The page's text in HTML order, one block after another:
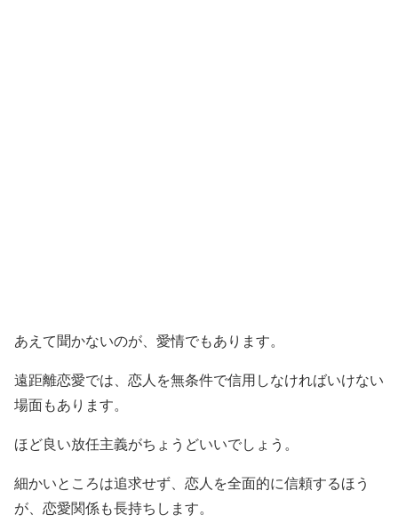
あえて聞かないのが、愛情でもあります。
遠距離恋愛では、恋人を無条件で信用しなければいけない
場面もあります。
ほど良い放任主義がちょうどいいでしょう。
細かいところは追求せず、恋人を全面的に信頼するほう
が、恋愛関係も長持ちします。